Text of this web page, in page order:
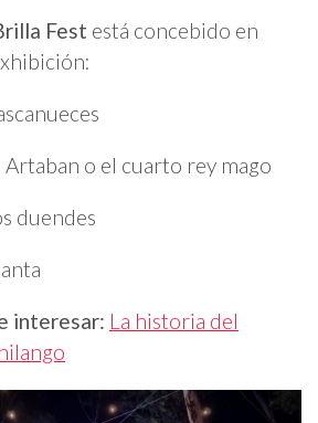
Fest está concebido en
Artaban o el cuarto rey mago
duendes
interesar: La historia del